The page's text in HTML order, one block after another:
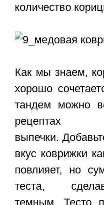
количество
Как мы знаем,
хорошо
тандем можно
выпечки.
вкус коврижки
повлияет, но
теста,
темным. Тесто